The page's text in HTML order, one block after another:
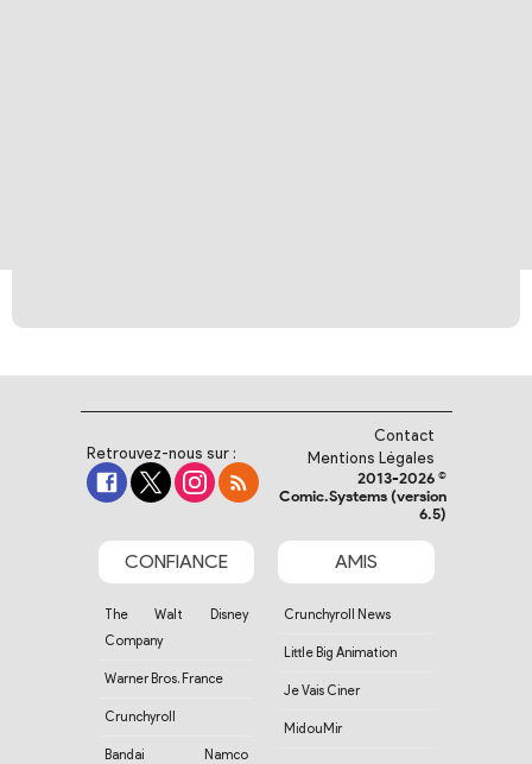
Retrouvez-nous sur :
Contact
Mentions Légales
2013-2026 ©
Comic.Systems (version
6.5)
CONFIANCE
The Walt Disney
Company
Warner Bros. France
Crunchyroll
Bandai Namco
AMIS
Crunchyroll News
Little Big Animation
Je Vais Ciner
MidouMir